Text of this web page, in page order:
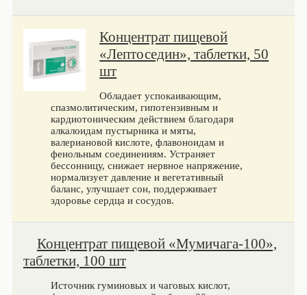
Концентрат пищевой
«Лептоседин», таблетки, 50
шт
Обладает успокаивающим,
спазмолитическим, гипотензивным и
кардиотоническим действием благодаря
алкалоидам пустырника и мяты,
валериановой кислоте, флавоноидам и
фенольным соединениям. Устраняет
бессонницу, снижает нервное напряжение,
нормализует давление и вегетативный
баланс, улучшает сон, поддерживает
здоровье сердца и сосудов.
Концентрат пищевой «Мумичага-100»,
таблетки, 100 шт
Источник гуминовых и чаговых кислот,